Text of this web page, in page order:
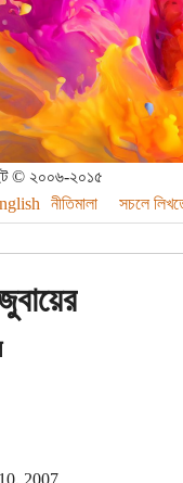
© ২০০৬-২০১৫
নীতিমালা সচলে
2007